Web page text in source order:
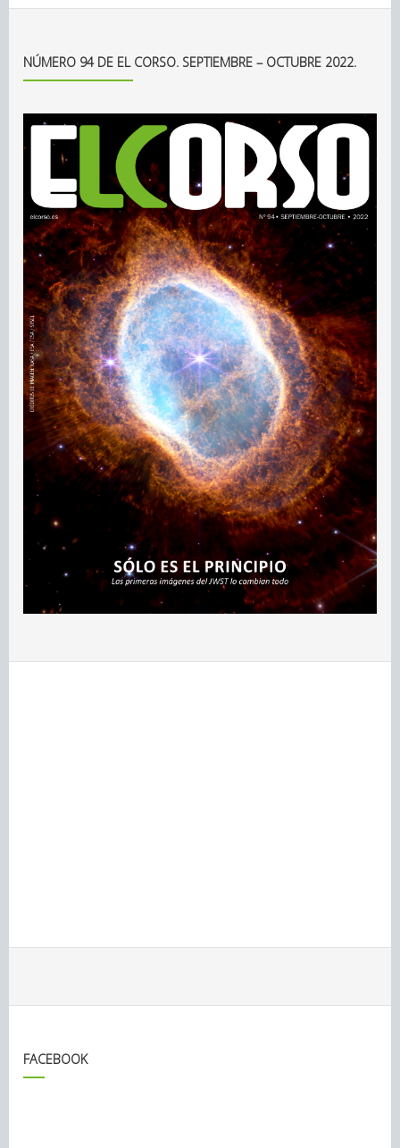
NÚMERO 94 DE EL CORSO. SEPTIEMBRE – OCTUBRE 2022.
FACEBOOK